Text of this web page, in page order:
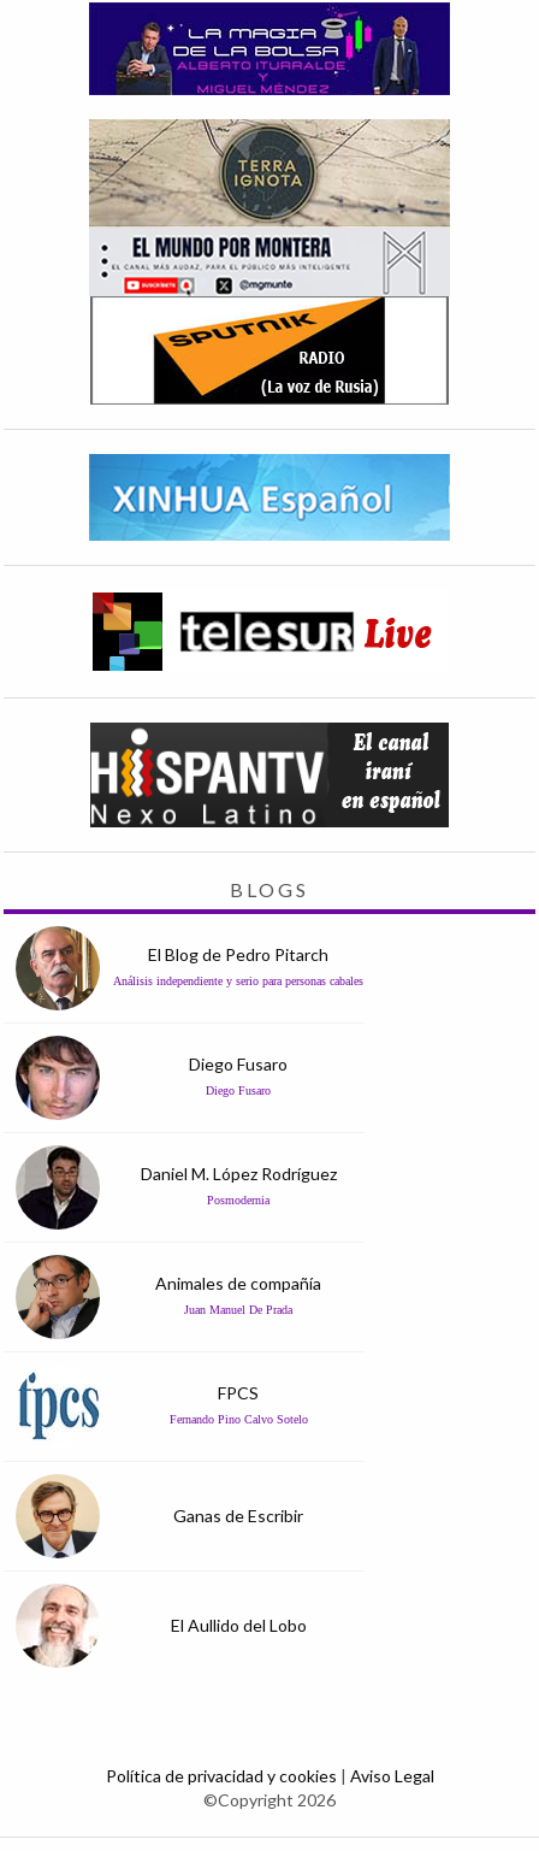
BLOGS
El Blog de Pedro Pitarch
Análisis independiente y serio para personas cabales
Diego Fusaro
Diego Fusaro
Daniel M. López Rodríguez
Posmodernia
Animales de compañía
Juan Manuel De Prada
FPCS
Fernando Pino Calvo Sotelo
Ganas de Escribir
El Aullido del Lobo
Política de privacidad y cookies | Aviso Legal
©Copyright 2026